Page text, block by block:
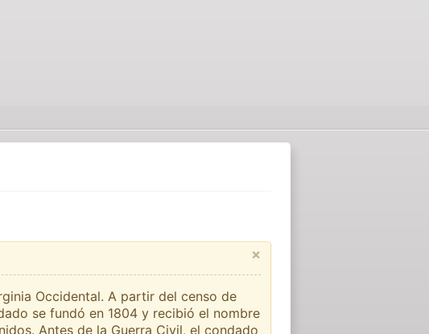
×
Occidental. A partir del censo de
se fundó en 1804 y recibió el nombre
Antes de la Guerra Civil, el condado